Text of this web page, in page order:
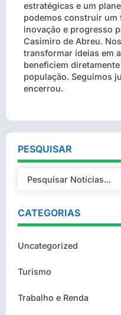
estratégicas e um
podemos construir um
inovação e progresso
Casimiro de Abreu.
transformar ideias em
beneficiem
população. Seguimos
encerrou.
PESQUISAR
CATEGORIAS
Uncategorized
Turismo
Trabalho e Renda